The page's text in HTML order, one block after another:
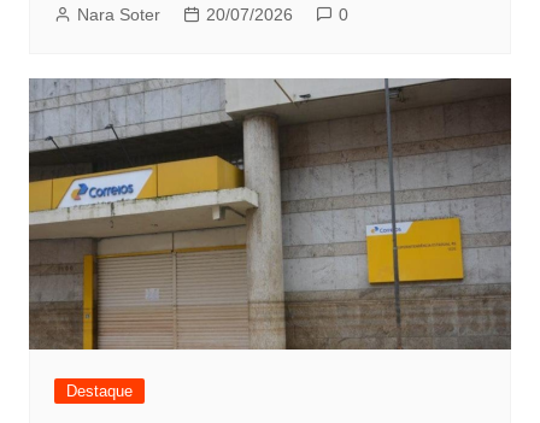
Nara Soter 20/07/2026 0
Destaque